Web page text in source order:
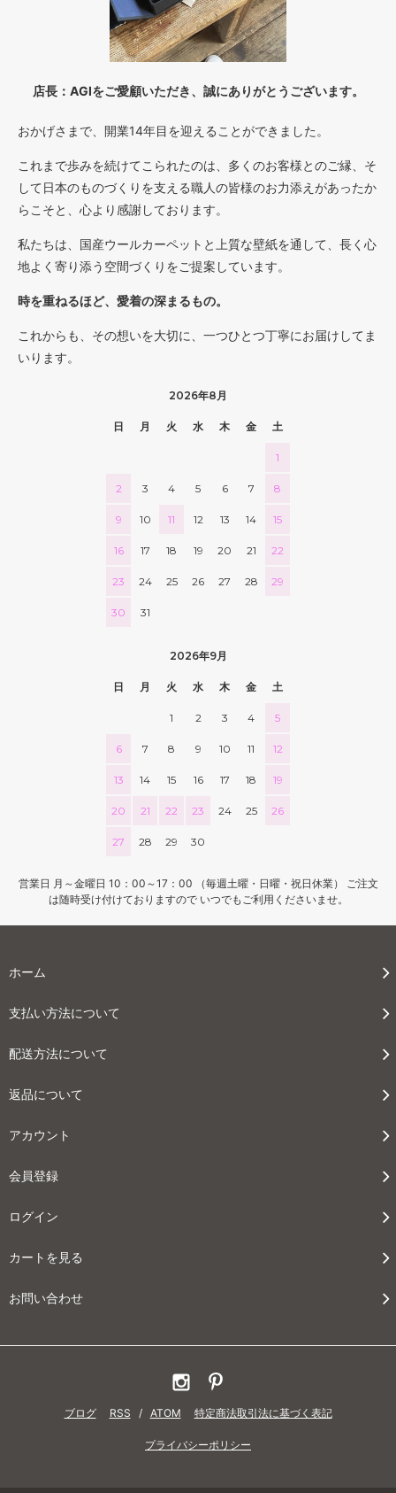
店長：AGIをご愛顧いただき、誠にありがとうございます。
おかげさまで、開業14年目を迎えることができました。
これまで歩みを続けてこられたのは、多くのお客様とのご縁、そ
して日本のものづくりを支える職人の皆様のお力添えがあったか
らこそと、心より感謝しております。
私たちは、国産ウールカーペットと上質な壁紙を通して、長く心
地よく寄り添う空間づくりをご提案しています。
時を重ねるほど、愛着の深まるもの。
これからも、その想いを大切に、一つひとつ丁寧にお届けしてま
いります。
2026年8月
日 月 火 水 木 金 土
1
2 3 4 5 6 7 8
9 10 11 12 13 14 15
16 17 18 19 20 21 22
23 24 25 26 27 28 29
30 31
2026年9月
日 月 火 水 木 金 土
1 2 3 4 5
6 7 8 9 10 11 12
13 14 15 16 17 18 19
20 21 22 23 24 25 26
27 28 29 30
営業日 月～金曜日 10：00～17：00 （毎週土曜・日曜・祝日休業） ご注文
は随時受け付けておりますので いつでもご利用くださいませ。
ホーム
支払い方法について
配送方法について
返品について
アカウント
会員登録
ログイン
カートを見る
お問い合わせ
ブログ RSS / ATOM 特定商法取引法に基づく表記
プライバシーポリシー